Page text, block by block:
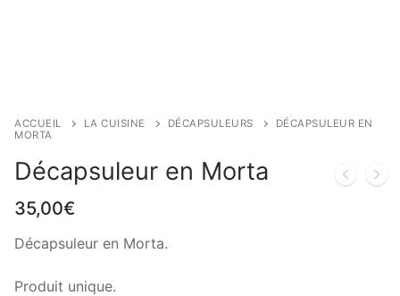
ACCUEIL LA CUISINE DÉCAPSULEURS
DÉCAPSULEUR EN
MORTA
Décapsuleur en Morta
35,00€
Décapsuleur en Morta.
Produit unique.